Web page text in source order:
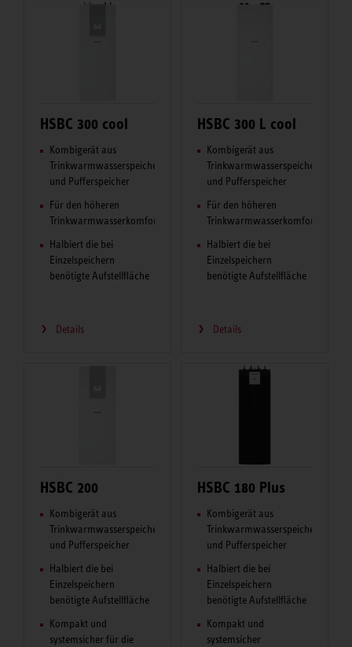
HSBC 300 cool
Kombigerät aus
Trinkwarmwasserspeicher
und Pufferspeicher
Für den höheren
Trinkwarmwasserkomfort
Halbiert die bei
Einzelspeichern
benötigte Aufstellfläche
Details
HSBC 300 L cool
Kombigerät aus
Trinkwarmwasserspeicher
und Pufferspeicher
Für den höheren
Trinkwarmwasserkomfort
Halbiert die bei
Einzelspeichern
benötigte Aufstellfläche
Details
HSBC 200
Kombigerät aus
Trinkwarmwasserspeicher
und Pufferspeicher
Halbiert die bei
Einzelspeichern
benötigte Aufstellfläche
Kompakt und
systemsicher für die
HSBC 180 Plus
Kombigerät aus
Trinkwarmwasserspeicher
und Pufferspeicher
Halbiert die bei
Einzelspeichern
benötigte Aufstellfläche
Kompakt und
systemsicher